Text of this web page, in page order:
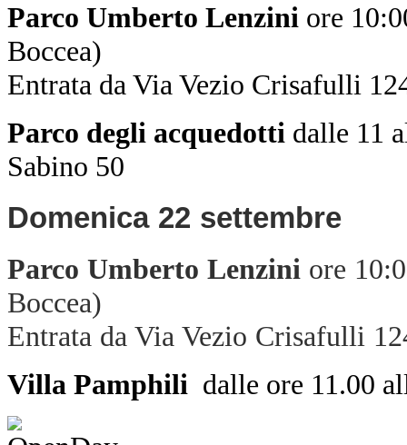
Parco Umberto Lenzini ore
Boccea)
Entrata da Via Vezio Crisafulli
Parco degli acquedotti dalle 11
Sabino 50
Domenica 22 settembre
Parco Umberto Lenzini ore
Boccea)
Entrata da Via Vezio Crisafulli
Villa Pamphili dalle ore 11.00